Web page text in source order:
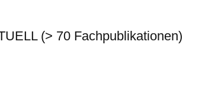
(> 70 Fachpublikationen)